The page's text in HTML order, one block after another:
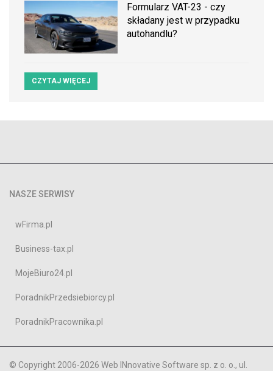
Formularz VAT-23 - czy
składany jest w przypadku
autohandlu?
CZYTAJ WIĘCEJ
NASZE SERWISY
wFirma.pl
Business-tax.pl
MojeBiuro24.pl
PoradnikPrzedsiebiorcy.pl
PoradnikPracownika.pl
© Copyright 2006-2026 Web INnovative Software sp. z o. o., ul.